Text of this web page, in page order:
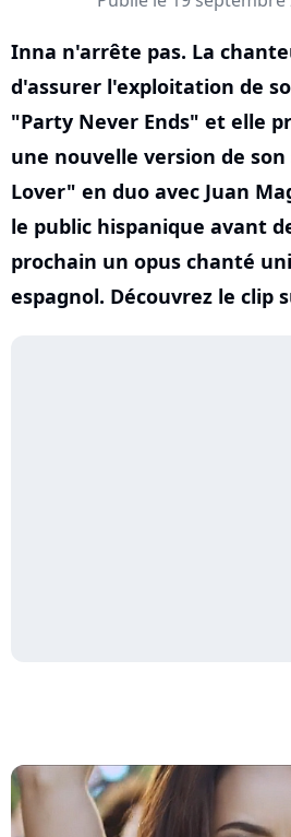
Inna n'arrête pas. La
d'assurer l'exploitation de
"Party Never Ends" et elle
une nouvelle version de
Lover" en duo avec Juan
le public hispanique avant
prochain un opus chanté
espagnol. Découvrez le clip